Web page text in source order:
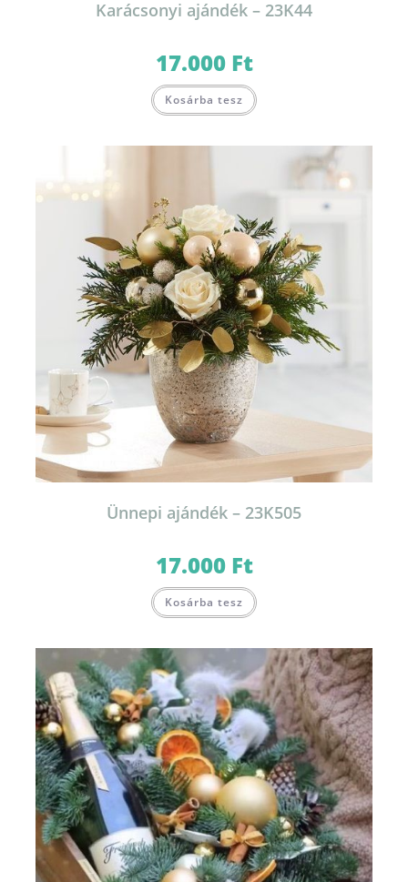
Karácsonyi ajándék – 23K44
17.000 Ft
Kosárba tesz
Ünnepi ajándék – 23K505
17.000 Ft
Kosárba tesz